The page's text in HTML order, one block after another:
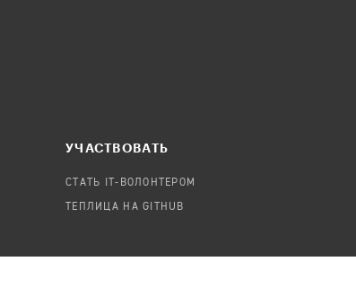
УЧАСТВОВАТЬ
СТАТЬ IT-ВОЛОНТЕРОМ
ТЕПЛИЦА НА GITHUB